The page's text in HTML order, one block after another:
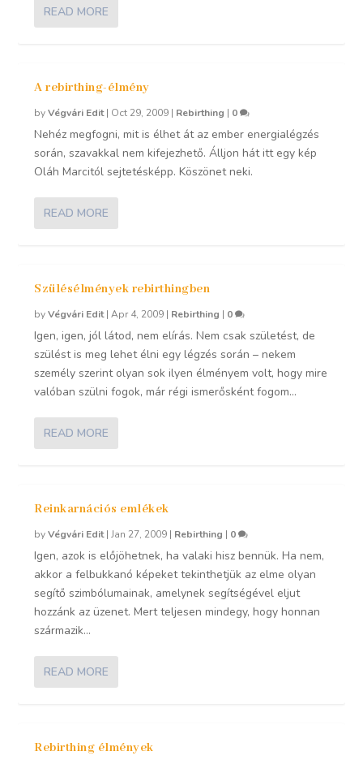
READ MORE
A rebirthing-élmény
byVégvári Edit| Oct 29, 2009 | Rebirthing | 0
Nehéz megfogni, mit is élhet át az ember energialégzés
során, szavakkal nem kifejezhető. Álljon hát itt egy kép
Oláh Marcitól sejtetésképp. Köszönet neki.
READ MORE
Szülésélmények rebirthingben
byVégvári Edit|Apr 4, 2009 | Rebirthing | 0
Igen, igen, jól látod, nem elírás. Nem csak születést, de
szülést is meg lehet élni egy légzés során – nekem
személy szerint olyan sok ilyen élményem volt, hogy mire
valóban szülni fogok, már régi ismerősként fogom...
READ MORE
Reinkarnációs emlékek
byVégvári Edit|Jan 27, 2009 | Rebirthing | 0
Igen, azok is előjöhetnek, ha valaki hisz bennük. Ha nem,
akkor a felbukkanó képeket tekinthetjük az elme olyan
segítő szimbólumainak, amelynek segítségével eljut
hozzánk az üzenet. Mert teljesen mindegy, hogy honnan
származik...
READ MORE
Rebirthing élmények